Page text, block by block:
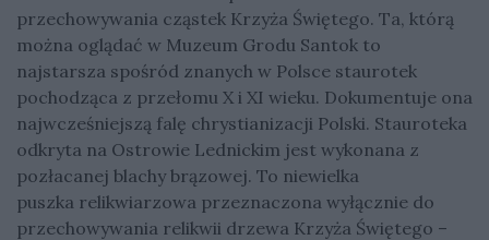
przechowywania cząstek Krzyża Świętego. Ta, którą
można oglądać w Muzeum Grodu Santok to
najstarsza spośród znanych w Polsce staurotek
pochodząca z przełomu X i XI wieku. Dokumentuje ona
najwcześniejszą falę chrystianizacji Polski. Stauroteka
odkryta na Ostrowie Lednickim jest wykonana z
pozłacanej blachy brązowej. To niewielka
puszka relikwiarzowa przeznaczona wyłącznie do
przechowywania relikwii drzewa Krzyża Świętego –